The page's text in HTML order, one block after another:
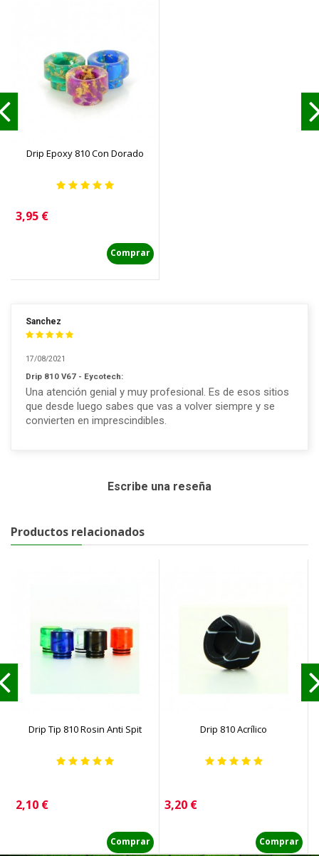
Drip Epoxy 810 Con Dorado
Precio
3,95 €
Comprar
Sanchez
17/08/2021
Drip 810 V67 - Eycotech:
Una atención genial y muy profesional. Es de esos sitios
que desde luego sabes que vas a volver siempre y se
convierten en imprescindibles.
Escribe una reseña
Productos relacionados
Drip Tip 810 Rosin Anti Spit
Precio
2,10 €
Comprar
Drip 810 Acrílico
Precio
3,20 €
Comprar